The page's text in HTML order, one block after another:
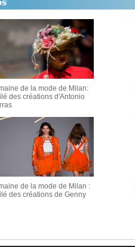
de la mode de Milan:
des créations d'Antonio
de la mode de Milan :
des créations de Genny